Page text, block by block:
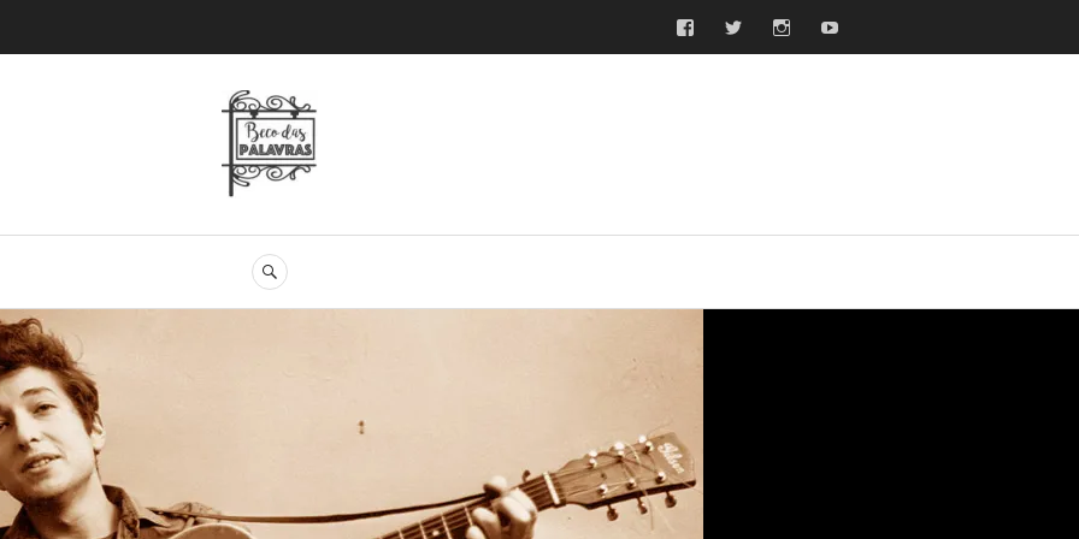
FacebookTwitterInstagram
Beco das Palavras
SEARCH